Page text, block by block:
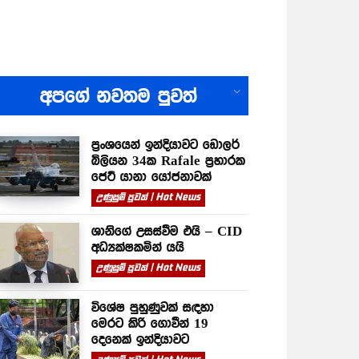
අපගේ නවතම පුවත්
ප්‍රංශයෙන් ඉන්දියාවට ඩොලර්
බිලියන 34ක Rafale ප්‍රහාරක
ජෙට් යානා යෝජනාවක්
උණුසුම් පුවත් | Hot News
ශානිගේ උසස්වීම එයි – CID
අධ්‍යක්ෂකමින් යයි
උණුසුම් පුවත් | Hot News
විශේෂ පුහුණුවක් සඳහා
මෙරට කිරි ගොවීන් 19
දෙනෙක් ඉන්දියාවට